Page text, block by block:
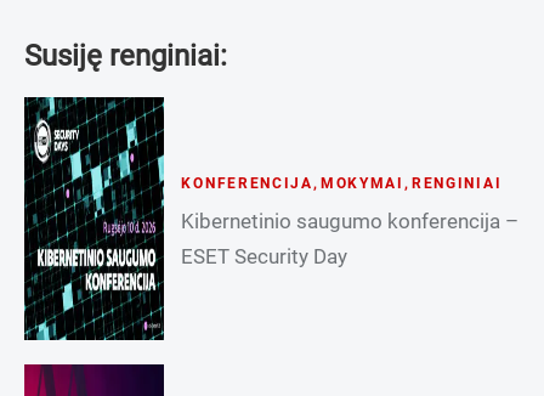
Susiję renginiai:
KONFERENCIJA , MOKYMAI , RENGINIAI
Kibernetinio saugumo konferencija –
ESET Security Day